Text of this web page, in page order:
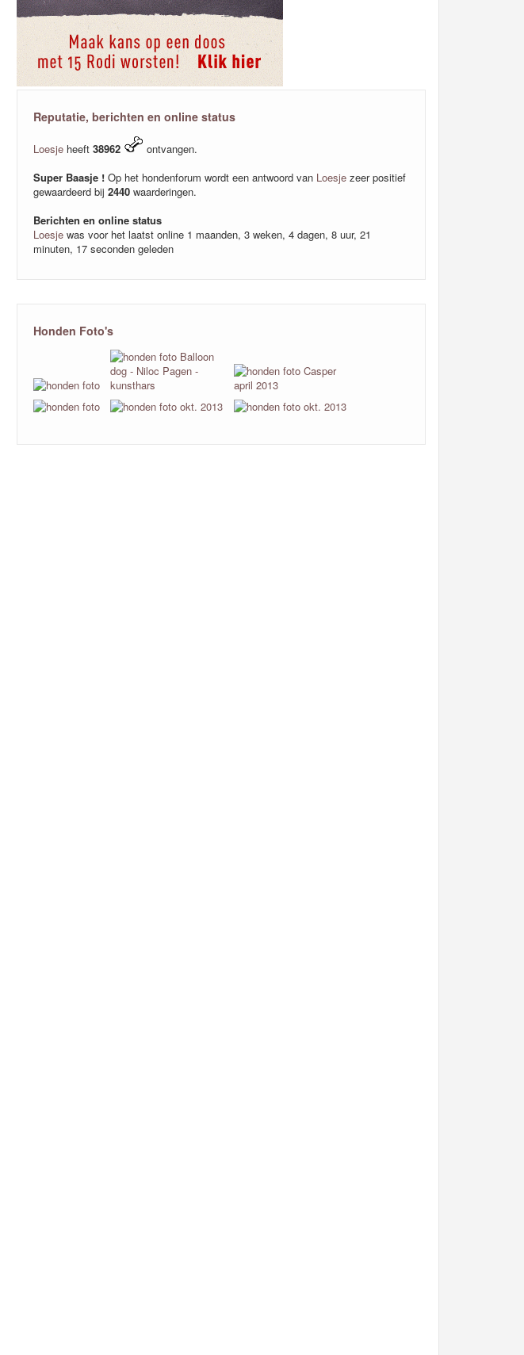
Reputatie, berichten en online status
Loesje heeft 38962
ontvangen.
Super Baasje ! Op het hondenforum wordt een antwoord van Loesje zeer positief
gewaardeerd bij 2440 waarderingen.
Berichten en online status
Loesje was voor het laatst online 1 maanden, 3 weken, 4 dagen, 8 uur, 21
minuten, 17 seconden geleden
Honden Foto's